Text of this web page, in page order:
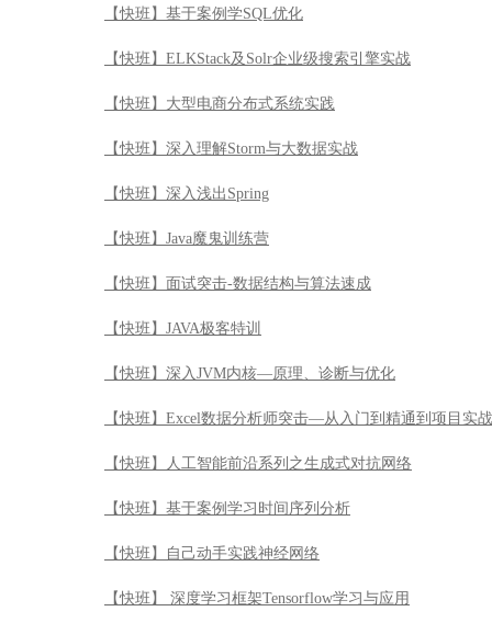
【快班】基于案例学SQL优化
【快班】ELKStack及Solr企业级搜索引擎实战
【快班】大型电商分布式系统实践
【快班】深入理解Storm与大数据实战
【快班】深入浅出Spring
【快班】Java魔鬼训练营
【快班】面试突击-数据结构与算法速成
【快班】JAVA极客特训
【快班】深入JVM内核—原理、诊断与优化
【快班】Excel数据分析师突击—从入门到精通到项目实战
【快班】人工智能前沿系列之生成式对抗网络
【快班】基于案例学习时间序列分析
【快班】自己动手实践神经网络
【快班】 深度学习框架Tensorflow学习与应用